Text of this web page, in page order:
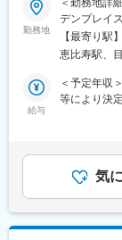
築士
支給額：
一般職～主
※弁護士費
体温計製造
国と地域に
じて社会に
て成長を続
売上高1兆
当社グルー
会社アンド
分析、経営
に携わって
コンサルテ
し、グルー
・グループ
・月次・四
・資金繰り
・グループ
勤務地
＜勤務地詳
デンプレイ
対策：屋内
ワーク含む）
【最寄り駅】
恵比寿駅、
給与
＜予定年収
等により決
金額であり
は固定手当
気